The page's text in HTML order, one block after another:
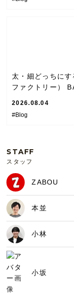
太・細どっちに
ファクトリー）
2026.08.04
#Blog
STAFF
スタッフ
ZABOU
本並
小林
小坂